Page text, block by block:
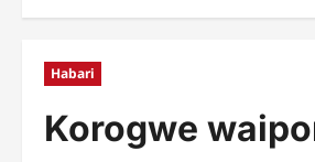
Habari
Korogwe